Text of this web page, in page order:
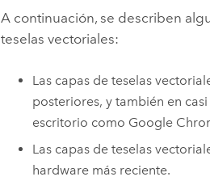
A continuación, se describen
teselas vectoriales:
Las capas de teselas
posteriores, y también en
escritorio como Google
Las capas de teselas
hardware más reciente.